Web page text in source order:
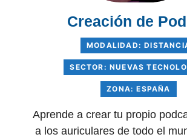
Creación de
MODALIDAD:
SECTOR: NUEVAS
ZONA: ESPAÑA
Aprende a crear tu propio
a los auriculares de todo el